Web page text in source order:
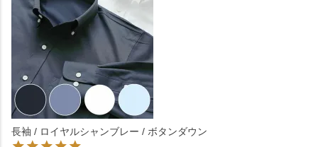
長袖 / ロイヤルシャンブレー / ボタンダウン